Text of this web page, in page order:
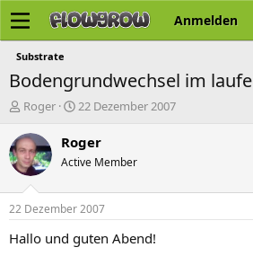
Anmelden
Substrate
Bodengrundwechsel im
E
s
t
e
e
r
Roger
E
s
t
e
t
a
m
22 Dezember 2007
Roger
Active Member
22 Dezember 2007
Hallo und guten Abend!